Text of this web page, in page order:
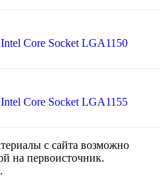
Core Socket LGA1150
Core Socket LGA1155
с сайта возможно
на первоисточник.
.